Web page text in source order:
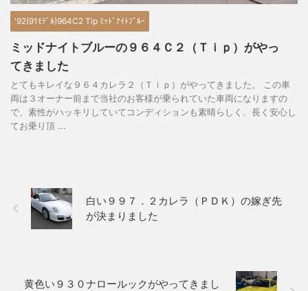
'92(91ﾓﾃﾞﾙ)964C2 Tip ﾐｯﾄﾞﾅｲﾄﾌﾞﾙｰ
ミッドナイトブルーの９６４Ｃ２（Ｔｉｐ）がやっ
てきました
とてもキレイな９６４カレラ２（Ｔｉｐ）がやってきました。 この車
両は３オーナー前まで当社のお客様が乗られていた車両になりますの
で、素性がハッキリしていてコンディションも素晴らしく、長く安心し
てお乗り頂 ...
白い９９７．２カレラ（ＰＤＫ）の嫁ぎ先
が決まりました
黄色い９３０ナロールックがやってきまし